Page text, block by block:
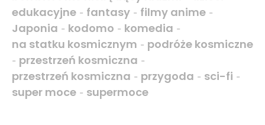
edukacyjne - fantasy - filmy anime -
Japonia - kodomo - komedia -
na statku kosmicznym - podróże kosmiczne
- przestrzeń kosmiczna -
przestrzeń kosmiczna - przygoda - sci-fi -
super moce - supermoce